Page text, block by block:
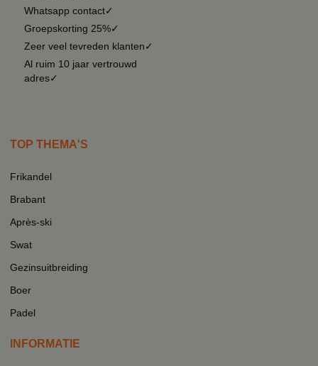
Whatsapp contact✓
Groepskorting 25%✓
Zeer veel tevreden klanten✓
Al ruim 10 jaar vertrouwd
adres✓
TOP THEMA'S
Frikandel
Brabant
Après-ski
Swat
Gezinsuitbreiding
Boer
Padel
INFORMATIE